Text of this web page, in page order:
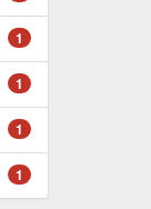
1
1
1
1